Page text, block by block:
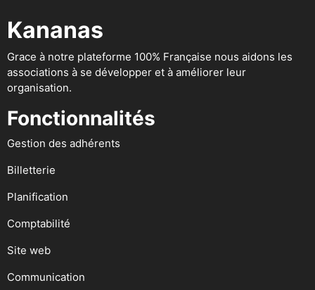
Kananas
Grace à notre plateforme 100% Française nous aidons les
associations à se développer et à améliorer leur
organisation.
Fonctionnalités
Gestion des adhérents
Billetterie
Planification
Comptabilité
Site web
Communication